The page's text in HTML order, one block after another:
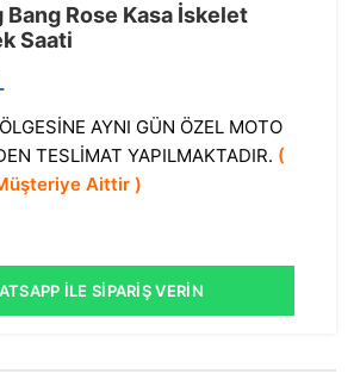
Bang Rose Kasa İskelet
Saati
AYNI GÜN ÖZEL MOTO
TESLİMAT YAPILMAKTADIR. (
Aittir )
İLE SIPARIŞ VERIN